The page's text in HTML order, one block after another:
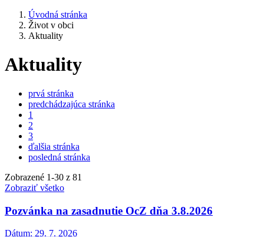
Úvodná stránka
Život v obci
Aktuality
Aktuality
prvá stránka
predchádzajúca stránka
1
2
3
ďalšia stránka
posledná stránka
Zobrazené 1-30 z 81
Zobraziť všetko
Pozvánka na zasadnutie OcZ dňa 3.8.2026
Dátum: 29. 7. 2026